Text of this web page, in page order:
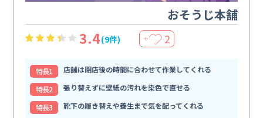
おそうじ本舗
3.4(9件) ＋ 2
特⻑1
店舗は閉店後の時間に合わせて作業してくれる
特⻑2
張り替えずに壁紙の汚れを染色で直せる
特⻑3
靴下の履き替えや養生まで気を配ってくれる